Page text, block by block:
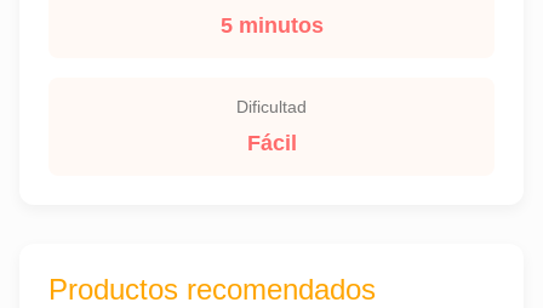
5 minutos
Dificultad
Fácil
Productos recomendados